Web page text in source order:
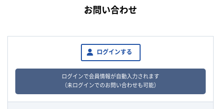
お問い合わせ
ログインする
ログインで会員情報が自動入力されます
（未ログインでのお問い合わせも可能）